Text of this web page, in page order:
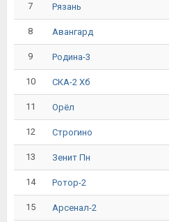
7 Рязань
8 Авангард
9 Родина-3
10 СКА-2 Хб
11 Орёл
12 Строгино
13 Зенит Пн
14 Ротор-2
15 Арсенал-2